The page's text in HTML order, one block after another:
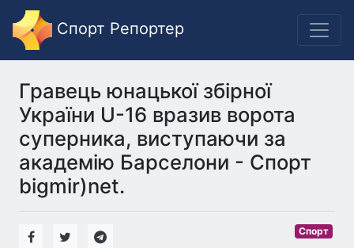
Спорт Репортер
Гравець юнацької збірної
України U-16 вразив ворота
суперника, виступаючи за
академію Барселони - Спорт
bigmir)net.
Спорт